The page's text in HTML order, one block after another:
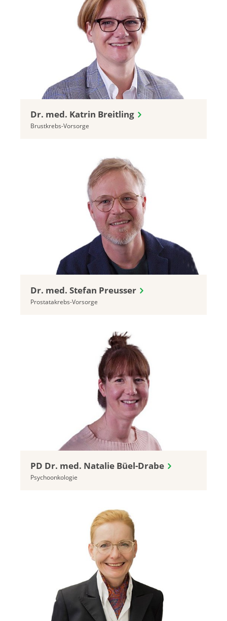
Dr. med. Katrin Breitling
Brustkrebs-Vorsorge
Dr. med. Stefan Preusser
Prostatakrebs-Vorsorge
PD Dr. med. Natalie Büel-Drabe
Psychoonkologie